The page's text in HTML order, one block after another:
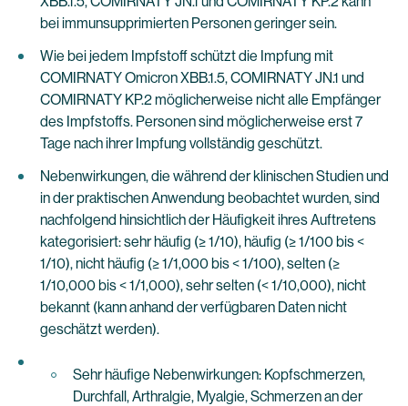
bei immunsupprimierten Personen geringer sein.
Wie bei jedem Impfstoff schützt die Impfung mit
COMIRNATY Omicron XBB.1.5, COMIRNATY JN.1 und
COMIRNATY KP.2 möglicherweise nicht alle Empfänger
des Impfstoffs. Personen sind möglicherweise erst 7
Tage nach ihrer Impfung vollständig geschützt.
Nebenwirkungen, die während der klinischen Studien und
in der praktischen Anwendung beobachtet wurden, sind
nachfolgend hinsichtlich der Häufigkeit ihres Auftretens
kategorisiert: sehr häufig (≥ 1/10), häufig (≥ 1/100 bis <
1/10), nicht häufig (≥ 1/1,000 bis < 1/100), selten (≥
1/10,000 bis < 1/1,000), sehr selten (< 1/10,000), nicht
bekannt (kann anhand der verfügbaren Daten nicht
geschätzt werden).
Sehr häufige Nebenwirkungen: Kopfschmerzen,
Durchfall, Arthralgie, Myalgie, Schmerzen an der